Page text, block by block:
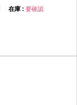
要確認